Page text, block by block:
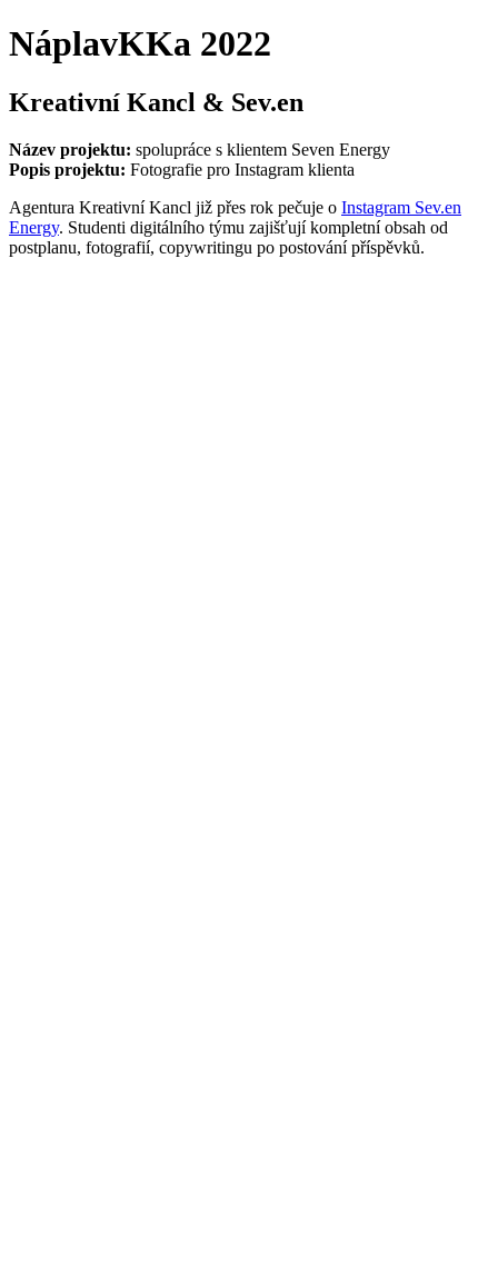
NáplavKKa 2022
Kreativní Kancl & Sev.en
Název projektu: spolupráce s klientem Seven Energy
Popis projektu: Fotografie pro Instagram klienta
Agentura Kreativní Kancl již přes rok pečuje o Instagram Sev.en
Energy. Studenti digitálního týmu zajišťují kompletní obsah od
postplanu, fotografií, copywritingu po postování příspěvků.